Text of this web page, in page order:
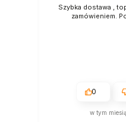
Szybka dostawa ,
zamówieniem.
0
w tym